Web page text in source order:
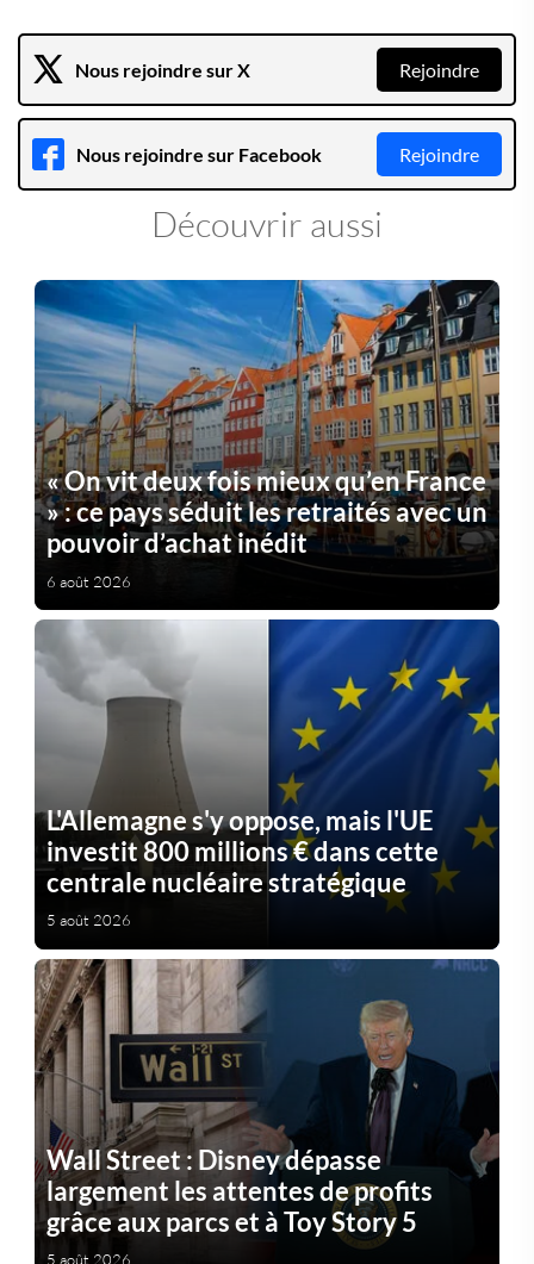
Nous rejoindre sur X Rejoindre
Nous rejoindre sur Facebook Rejoindre
Découvrir aussi
« On vit deux fois mieux qu’en France
» : ce pays séduit les retraités avec un
pouvoir d’achat inédit
6 août 2026
L'Allemagne s'y oppose, mais l'UE
investit 800 millions € dans cette
centrale nucléaire stratégique
5 août 2026
Wall Street : Disney dépasse
largement les attentes de profits
grâce aux parcs et à Toy Story 5
5 août 2026